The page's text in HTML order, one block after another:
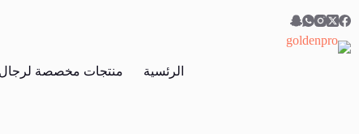
إلى
المحتوى
الرئسية منتجات مخصصة لرجال